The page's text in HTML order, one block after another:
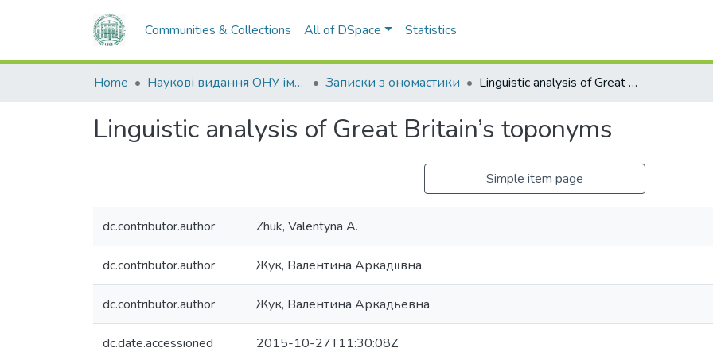
Communities & Collections All of DSpace Statistics
Home Наукові видання ОНУ імені І. І. Мечникова Записки з ономастики Linguistic analysis of Great Britain’s toponyms
Linguistic analysis of Great Britain’s toponyms
Simple item page
dc.contributor.author Zhuk, Valentyna A.
dc.contributor.author Жук, Валентина Аркадіївна
dc.contributor.author Жук, Валентина Аркадьевна
dc.date.accessioned 2015-10-27T11:30:08Z